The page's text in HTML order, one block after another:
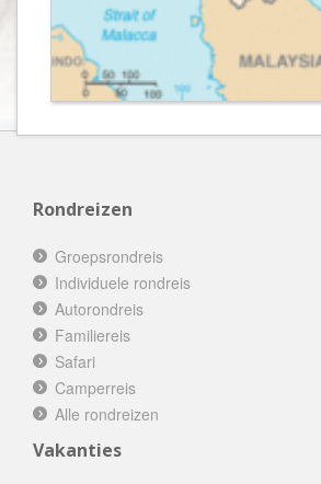
Rondreizen
Groepsrondreis
Individuele rondreis
Autorondreis
Familiereis
Safari
Camperreis
Alle rondreizen
Vakanties